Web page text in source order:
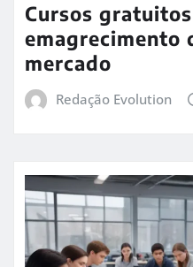
Cursos
emagrecimento
mercado
Redação Evolution